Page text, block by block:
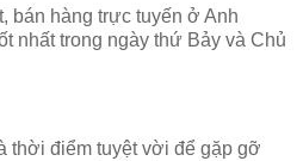
bán hàng trực tuyến ở Anh
nhất trong ngày thứ Bảy và Chủ
thời điểm tuyệt vời để gặp gỡ